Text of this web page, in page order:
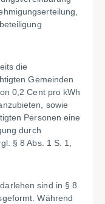
die
Gemeinden
0,2 Cent pro kWh
sowie
Personen eine
durch
§ 8 Abs. 1 S. 1,
sind in § 8
Während